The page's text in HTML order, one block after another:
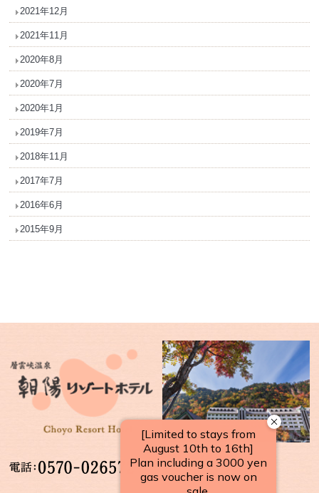
2021年12月
2021年11月
2020年8月
2020年7月
2020年1月
2019年7月
2018年11月
2017年7月
2016年6月
2015年9月
【受付時間】
10：00～17：00